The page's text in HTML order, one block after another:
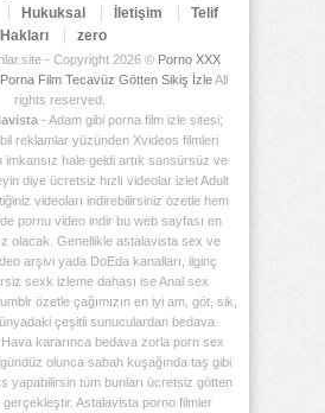
Hukuksal İletişim
Telif
Hakları
zero
- Copyright 2026 © Porno XXX
Film Tecavüz Götten Sikiş İzleAll
rights reserved.
- Adam gibi porna film izle sitesi;
reklamlar yüzünden Xvideos filmleri
imkansız hale geldi artık sansürsüz ve
diye ücretsiz hızlı videolar izlet Adult
videoları indirebilirsiniz özetle hem
pornu video indir bu web sayfası en
olacak. Genellikle astalavista sex ve
arşivi yada DoEda kanalları, ilginç
sexk izleme dahası ise Anal sex
özetle çağımızın en iyi am, göt, sik,
çeşitli sunuculardan bedava
Hava kararınca bedava zorla porn sex
olunca sabah kuşağında taş gibi
yapabilirsin tüm bunları ücretsiz götten
gerçekleştir. Astalavista porno filmler